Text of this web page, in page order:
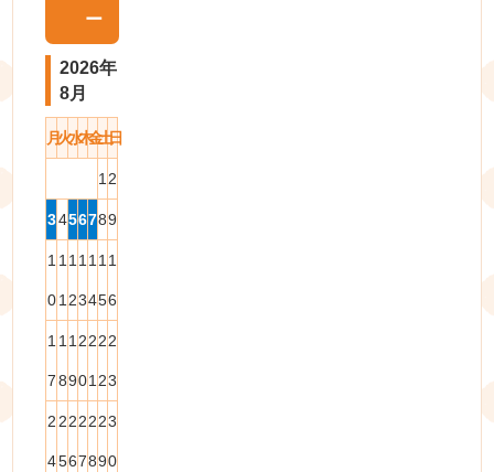
ー
2026年
8月
月火水木金土日
1 2
3456789
1
0
1
1
1
2
1
3
1
4
1
5
1
6
1
7
1
8
1
9
2
0
2
1
2
2
2
3
2
4
2
5
2
6
2
7
2
8
2
9
3
0